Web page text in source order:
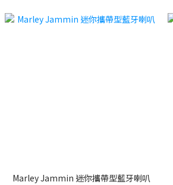
Marley Jammin 迷你攜帶型藍牙喇叭